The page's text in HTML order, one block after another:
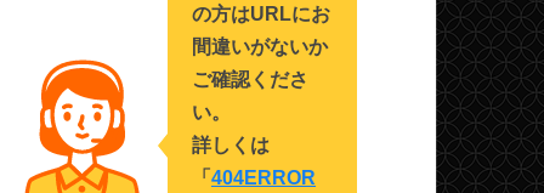
の方はURLにお
間違いがないか
ご確認くださ
い。
詳しくは
「 404ERROR